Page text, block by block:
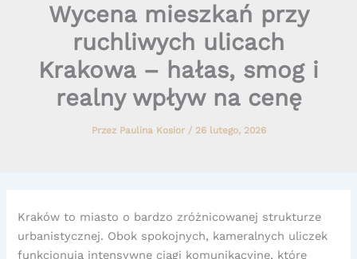
Wycena mieszkań przy
ruchliwych ulicach
Krakowa – hałas, smog i
realny wpływ na cenę
Przez Paulina Kosior / 26 lutego, 2026
Kraków to miasto o bardzo zróżnicowanej strukturze
urbanistycznej. Obok spokojnych, kameralnych uliczek
funkcjonują intensywne ciągi komunikacyjne, które